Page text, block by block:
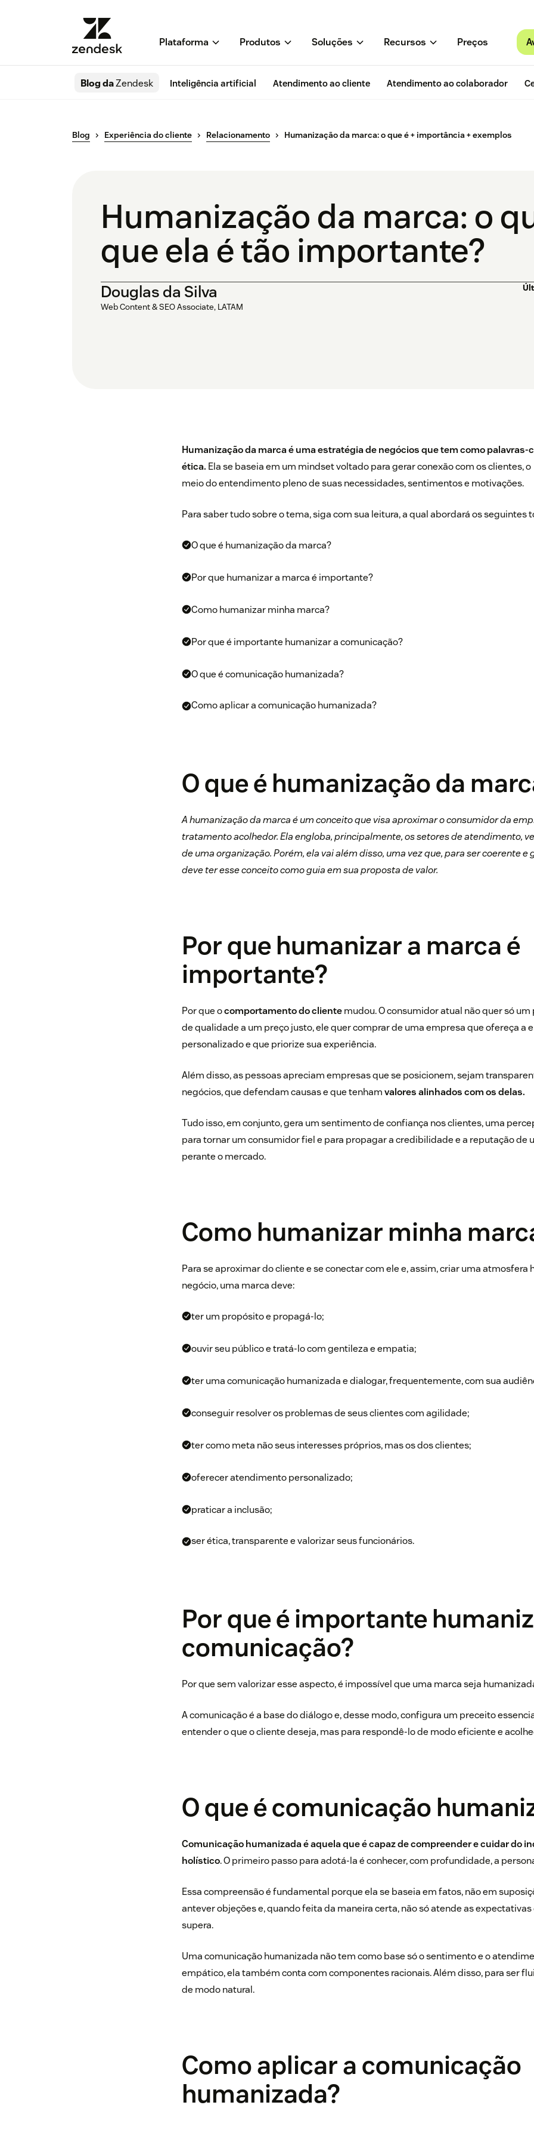
Plataforma Produtos Soluções Recursos Preços
Blog daZendesk Inteligência artificial Atendimento ao cliente Atendimento ao colaborador
Blog Experiência do cliente Relacionamento Humanização da marca: o que é + importância + exemplos
Humanização da marca: o
que ela é tão importante?
Douglas da Silva
Web Content & SEO Associate, LATAM
Humanização da marca é uma estratégia de negócios que tem como palavras-
ética. Ela se baseia em um mindset voltado para gerar conexão com os clientes,
meio do entendimento pleno de suas necessidades, sentimentos e motivações.
Para saber tudo sobre o tema, siga com sua leitura, a qual abordará os seguintes
O que é humanização da marca?
Por que humanizar a marca é importante?
Como humanizar minha marca?
Por que é importante humanizar a comunicação?
O que é comunicação humanizada?
Como aplicar a comunicação humanizada?
O que é humanização da
A humanização da marca é um conceito que visa aproximar o consumidor da
tratamento acolhedor. Ela engloba, principalmente, os setores de atendimento,
de uma organização. Porém, ela vai além disso, uma vez que, para ser coerente e
deve ter esse conceito como guia em sua proposta de valor.
Por que humanizar a marca é
importante?
Por que ocomportamento do clientemudou. O consumidor atual não quer só
de qualidade a um preço justo, ele quer comprar de uma empresa que ofereça a
personalizado e que priorize sua experiência.
Além disso, as pessoas apreciam empresas que se posicionem, sejam
negócios, que defendam causas e que tenhamvalores alinhados com os delas.
Tudo isso, em conjunto, gera um sentimento de confiança nos clientes, uma
para tornar um consumidor fiel e para propagar a credibilidade e a reputação de
perante o mercado.
Como humanizar minha
Para se aproximar do cliente e se conectar com ele e, assim, criar uma atmosfera
negócio, uma marca deve:
ter um propósito e propagá-lo;
ouvir seu público e tratá-lo com gentileza e empatia;
ter uma comunicação humanizada e dialogar, frequentemente, com sua
conseguir resolver os problemas de seus clientes com agilidade;
ter como meta não seus interesses próprios, mas os dos clientes;
oferecer atendimento personalizado;
praticar a inclusão;
ser ética, transparente e valorizar seus funcionários.
Por que é importante
comunicação?
Por que sem valorizar esse aspecto, é impossível que uma marca seja
A comunicação é a base do diálogo e, desse modo, configura um preceito
entender o que o cliente deseja, mas para respondê-lo de modo eficiente e
O que é comunicação
Comunicação humanizada é aquela que é capaz de compreender e cuidar do
holístico. O primeiro passo para adotá-la é conhecer, com profundidade, a
Essa compreensão é fundamental porque ela se baseia em fatos, não em
antever objeções e, quando feita da maneira certa, não só atende as
supera.
Uma comunicação humanizada não tem como base só o sentimento e o
empático, ela também conta com componentes racionais. Além disso, para ser
de modo natural.
Como aplicar a comunicação
humanizada?